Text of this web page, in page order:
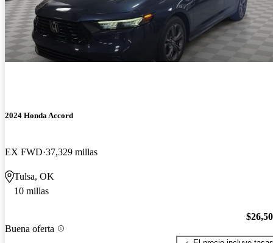
2024 Honda Accord
EX FWD 37,329 millas
Tulsa, OK
10 millas
Buena oferta